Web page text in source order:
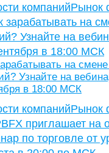
компанийРынок
на
Узнайте на
в 18:00 МСК
компанийРынок